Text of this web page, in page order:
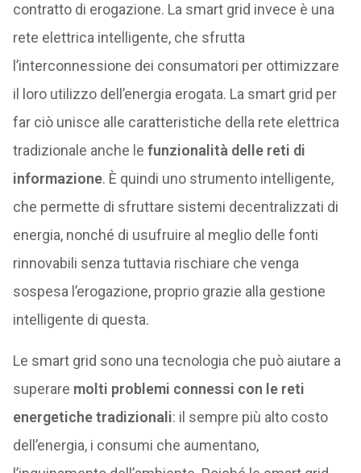
contratto di erogazione. La smart grid invece è una
rete elettrica intelligente, che sfrutta
l’interconnessione dei consumatori per ottimizzare
il loro utilizzo dell’energia erogata. La smart grid per
far ciò unisce alle caratteristiche della rete elettrica
tradizionale anche le funzionalità delle reti di
informazione. È quindi uno strumento intelligente,
che permette di sfruttare sistemi decentralizzati di
energia, nonché di usufruire al meglio delle fonti
rinnovabili senza tuttavia rischiare che venga
sospesa l’erogazione, proprio grazie alla gestione
intelligente di questa.
Le smart grid sono una tecnologia che può aiutare a
superare molti problemi connessi con le reti
energetiche tradizionali: il sempre più alto costo
dell’energia, i consumi che aumentano,